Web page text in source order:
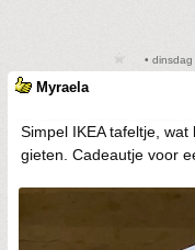
•
Myraela
Simpel IKEA tafeltje,
gieten. Cadeautje voor